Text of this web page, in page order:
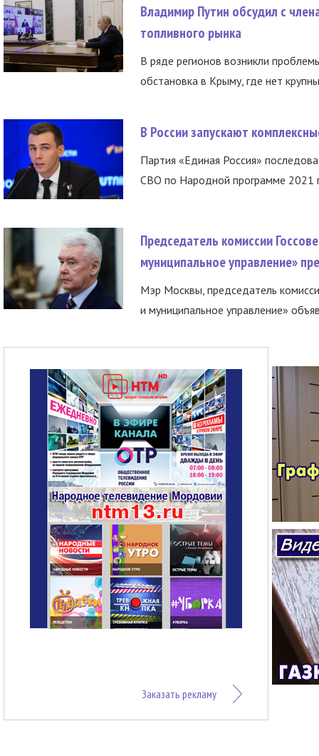
Владимир Путин обсудил с
топливного рынка
В ряде регионов возникли
обстановка в Крыму, где нет
В России запускают
Партия «Единая Россия»
СВО по Народной программе 2021
Председатель комиссии
муниципальное управление»
Мэр Москвы, председатель
и муниципальное управление»
Заказать рекламу